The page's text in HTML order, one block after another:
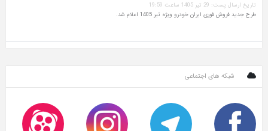
تاریخ ارسال پست: 29 تیر 1405 ساعت 19:59
طرح جدید فروش فوری ایران خودرو ویژه تیر 1405 اعلام شد.
شبکه های اجتماعی